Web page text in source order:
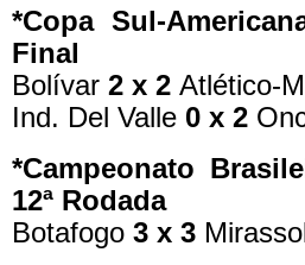
*Copa Sul-
Final
Bolívar 2 x 2 Atlético-
Ind. Del Valle 0 x 2
*Campeonato
12ª Rodada
Botafogo 3 x 3